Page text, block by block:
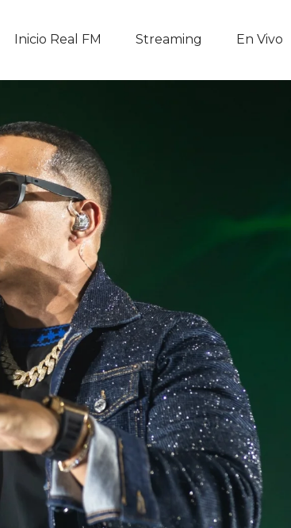
Inicio Real FM Streaming En Vivo
La APP
Nosotros